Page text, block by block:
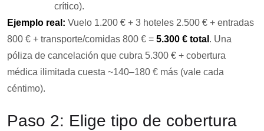
crítico).
Ejemplo real: Vuelo 1.200 € + 3 hoteles 2.500 € + entradas
800 € + transporte/comidas 800 € = 5.300 € total . Una
póliza de cancelación que cubra 5.300 € + cobertura
médica ilimitada cuesta ~140–180 € más (vale cada
céntimo).
Paso 2: Elige tipo de cobertura